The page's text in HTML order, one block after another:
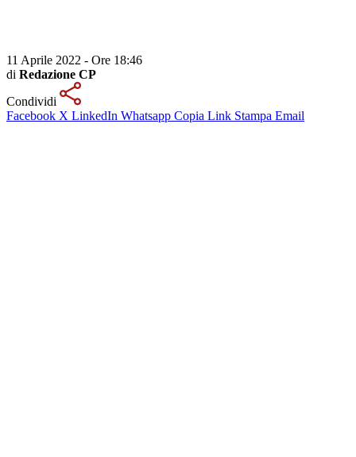
11 Aprile 2022 - Ore 18:46
di Redazione CP
Condividi
Facebook X LinkedIn Whatsapp Copia Link Stampa Email